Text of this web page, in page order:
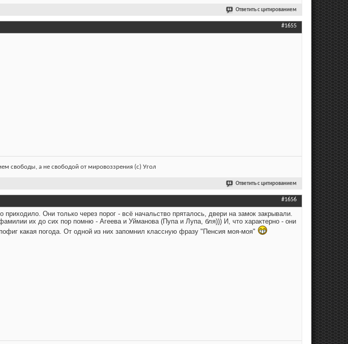
Ответить с цитированием
#1655
свободы, а не свободой от мировоззрения (с) Угол
Ответить с цитированием
#1656
приходило. Они только через порог - всё начальство пряталось, двери на замок закрывали.
их до сих пор помню - Агеева и Уйманова (Пупа и Лупа, бля))) И, что характерно - они
какая погода. От одной из них запомнил классную фразу "Пенсия моя-моя"